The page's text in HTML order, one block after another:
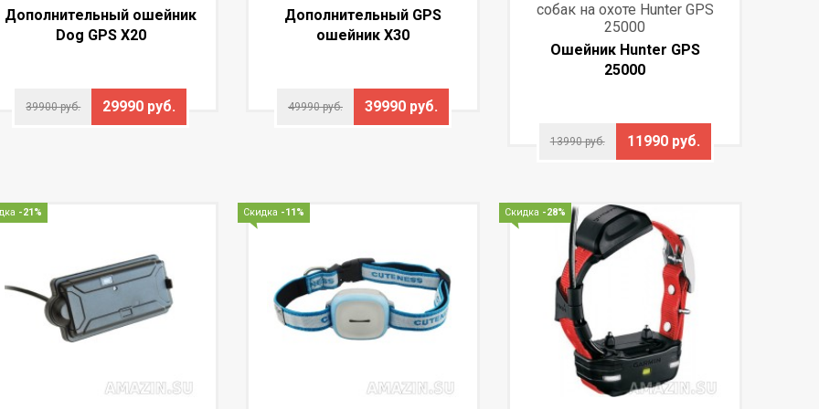
Дополнительный ошейник
Dog GPS X20
39900 руб. 29990 руб.
Дополнительный GPS
ошейник X30
49990 руб. 39990 руб.
собак на охоте Hunter GPS
25000
Ошейник Hunter GPS
25000
13990 руб. 11990 руб.
-21% Скидка -11% Скидка -28%